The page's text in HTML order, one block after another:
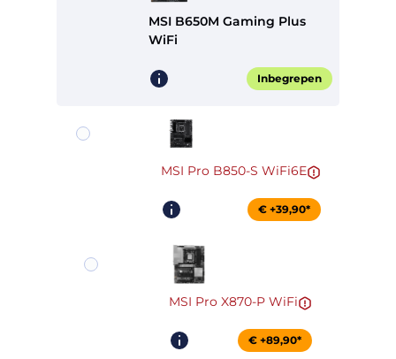
MSI B650M Gaming Plus
WiFi
Inbegrepen
MSI Pro B850-S WiFi6E
€ +39,90*
MSI Pro X870-P WiFi
€ +89,90*